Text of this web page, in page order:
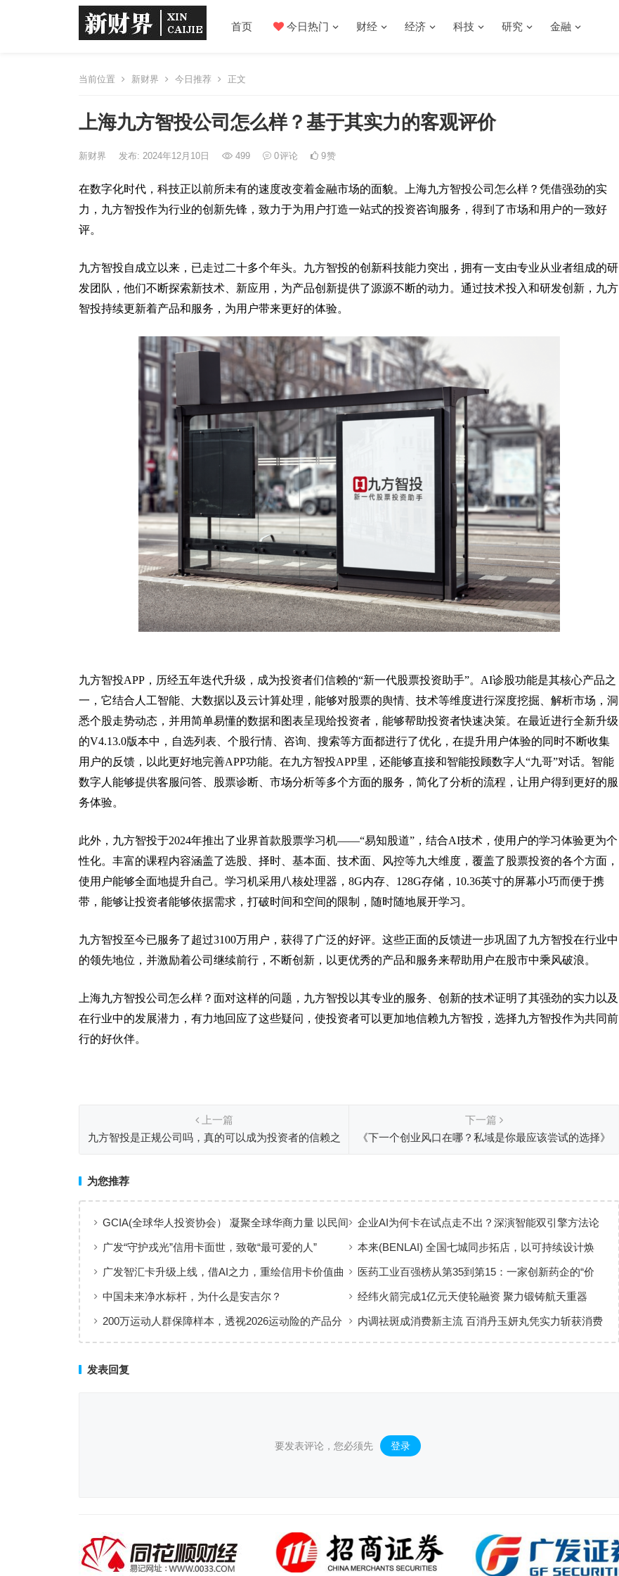
首页 今日热门 财经 经济 科技 研究 金融
当前位置 新财界 今日推荐 正文
上海九方智投公司怎么样？基于其实力的客观评价
新财界 发布: 2024年12月10日 499 0评论 9赞
在数字化时代，科技正以前所未有的速度改变着金融市场的面貌。上海九方智投公司怎么样？凭借强劲的实
力，九方智投作为行业的创新先锋，致力于为用户打造一站式的投资咨询服务，得到了市场和用户的一致好
评。
九方智投自成立以来，已走过二十多个年头。九方智投的创新科技能力突出，拥有一支由专业从业者组成的研
发团队，他们不断探索新技术、新应用，为产品创新提供了源源不断的动力。通过技术投入和研发创新，九方
智投持续更新着产品和服务，为用户带来更好的体验。
九方智投APP，历经五年迭代升级，成为投资者们信赖的“新一代股票投资助手”。AI诊股功能是其核心产品之
一，它结合人工智能、大数据以及云计算处理，能够对股票的舆情、技术等维度进行深度挖掘、解析市场，洞
悉个股走势动态，并用简单易懂的数据和图表呈现给投资者，能够帮助投资者快速决策。在最近进行全新升级
的V4.13.0版本中，自选列表、个股行情、咨询、搜索等方面都进行了优化，在提升用户体验的同时不断收集
用户的反馈，以此更好地完善APP功能。在九方智投APP里，还能够直接和智能投顾数字人“九哥”对话。智能
数字人能够提供客服问答、股票诊断、市场分析等多个方面的服务，简化了分析的流程，让用户得到更好的服
务体验。
此外，九方智投于2024年推出了业界首款股票学习机——“易知股道”，结合AI技术，使用户的学习体验更为个
性化。丰富的课程内容涵盖了选股、择时、基本面、技术面、风控等九大维度，覆盖了股票投资的各个方面，
使用户能够全面地提升自己。学习机采用八核处理器，8G内存、128G存储，10.36英寸的屏幕小巧而便于携
带，能够让投资者能够依据需求，打破时间和空间的限制，随时随地展开学习。
九方智投至今已服务了超过3100万用户，获得了广泛的好评。这些正面的反馈进一步巩固了九方智投在行业中
的领先地位，并激励着公司继续前行，不断创新，以更优秀的产品和服务来帮助用户在股市中乘风破浪。
上海九方智投公司怎么样？面对这样的问题，九方智投以其专业的服务、创新的技术证明了其强劲的实力以及
在行业中的发展潜力，有力地回应了这些疑问，使投资者可以更加地信赖九方智投，选择九方智投作为共同前
行的好伙伴。
上一篇
九方智投是正规公司吗，真的可以成为投资者的信赖之
下一篇
《下一个创业风口在哪？私域是你最应该尝试的选择》
为您推荐
GCIA(全球华人投资协会） 凝聚全球华商力量 以民间
交流赋能从业者共同成长
企业AI为何卡在试点走不出？深演智能双引擎方法论
回答：卡点不在模型，而在使用方式
广发“守护戎光”信用卡面世，致敬“最可爱的人”
本来(BENLAI) 全国七城同步拓店，以可持续设计焕
新品牌体验
广发智汇卡升级上线，借AI之力，重绘信用卡价值曲
线
医药工业百强榜从第35到第15：一家创新药企的“价
值增长”样本
中国未来净水标杆，为什么是安吉尔？ 经纬火箭完成1亿元天使轮融资 聚力锻铸航天重器
200万运动人群保障样本，透视2026运动险的产品分
内调祛斑成消费新主流 百消丹玉妍丸凭实力斩获消费
发表回复
要发表评论，您必须先 登录 。